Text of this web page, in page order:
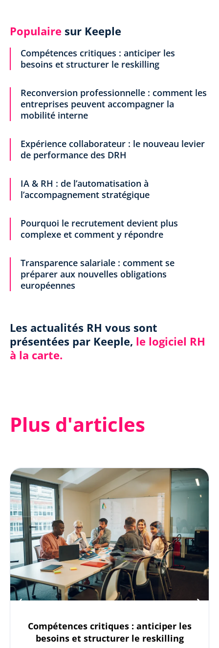
Populaire sur Keeple
Compétences critiques : anticiper les
besoins et structurer le reskilling
Reconversion professionnelle : comment les
entreprises peuvent accompagner la
mobilité interne
Expérience collaborateur : le nouveau levier
de performance des DRH
IA & RH : de l’automatisation à
l’accompagnement stratégique
Pourquoi le recrutement devient plus
complexe et comment y répondre
Transparence salariale : comment se
préparer aux nouvelles obligations
européennes
Les actualités RH vous sont
présentées par Keeple, le logiciel RH
à la carte.
Plus d'articles
Compétences critiques : anticiper les
besoins et structurer le reskilling